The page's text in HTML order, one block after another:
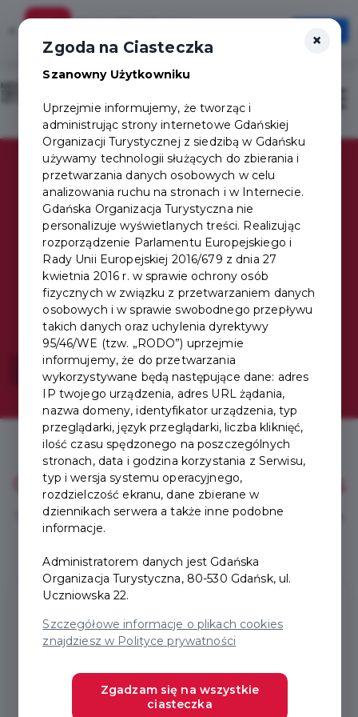
Szybciej, wygodniej, zawsze pod ręką
Otwórz
Sign in / Sign up
One Card,
hundreds of
benefits!
Wybierz swój pakiet!
Get your Card in3 easy steps
To fully enjoy the Tourist Card, follow three simple
1
Create an account
×
Zgoda na Ciasteczka
Szanowny Użytkowniku
Uprzejmie informujemy, że tworząc i
administrując strony internetowe Gdańskiej
Organizacji Turystycznej z siedzibą w Gdańsku
używamy technologii służących do zbierania i
przetwarzania danych osobowych w celu
analizowania ruchu na stronach i w Internecie.
Gdańska Organizacja Turystyczna nie
personalizuje wyświetlanych treści. Realizując
rozporządzenie Parlamentu Europejskiego i
Rady Unii Europejskiej 2016/679 z dnia 27
kwietnia 2016 r. w sprawie ochrony osób
fizycznych w związku z przetwarzaniem danych
osobowych i w sprawie swobodnego przepływu
takich danych oraz uchylenia dyrektywy
95/46/WE (tzw. „RODO”) uprzejmie
informujemy, że do przetwarzania
wykorzystywane będą następujące dane: adres
IP twojego urządzenia, adres URL żądania,
nazwa domeny, identyfikator urządzenia, typ
przeglądarki, język przeglądarki, liczba kliknięć,
ilość czasu spędzonego na poszczególnych
stronach, data i godzina korzystania z Serwisu,
typ i wersja systemu operacyjnego,
rozdzielczość ekranu, dane zbierane w
dziennikach serwera a także inne podobne
informacje.
Administratorem danych jest Gdańska
Organizacja Turystyczna, 80-530 Gdańsk, ul.
Uczniowska 22.
Szczegółowe informacje o plikach cookies
znajdziesz w Polityce prywatności
Zgadzam się na wszystkie
ciasteczka